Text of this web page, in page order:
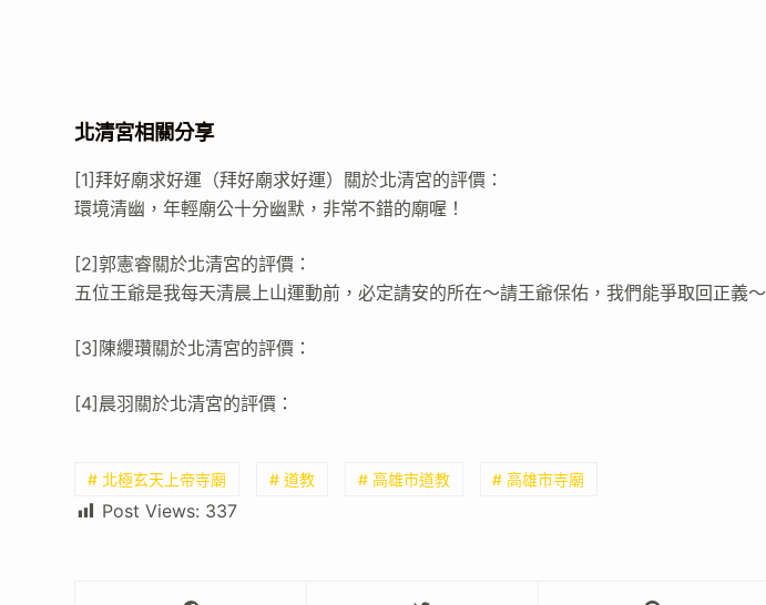
北清宮相關分享
[1]拜好廟求好運（拜好廟求好運）關於北清宮的評價：
環境清幽，年輕廟公十分幽默，非常不錯的廟喔！
[2]郭憲睿關於北清宮的評價：
五位王爺是我每天清晨上山運動前，必定請安的所在～請王爺保佑，我們能爭取回正義～
[3]陳纓瓚關於北清宮的評價：
[4]晨羽關於北清宮的評價：
# 北極玄天上帝寺廟 # 道教 # 高雄市道教 # 高雄市寺廟
Post Views: 337